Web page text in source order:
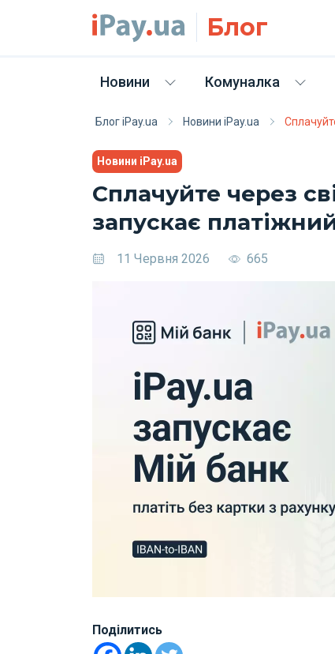
Блог
Новини Комуналка
Блог iPay.ua Новини iPay.ua
Новини iPay.ua
Сплачуйте через
запускає
11 Червня 2026 665
Поділитись